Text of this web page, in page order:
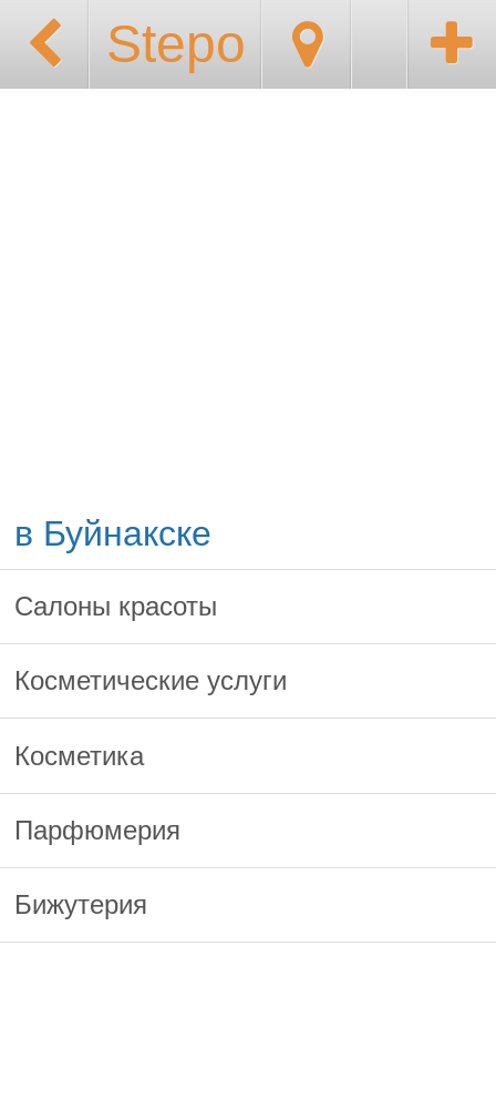
Stepo
в Буйнакске
Салоны красоты
Косметические услуги
Косметика
Парфюмерия
Бижутерия